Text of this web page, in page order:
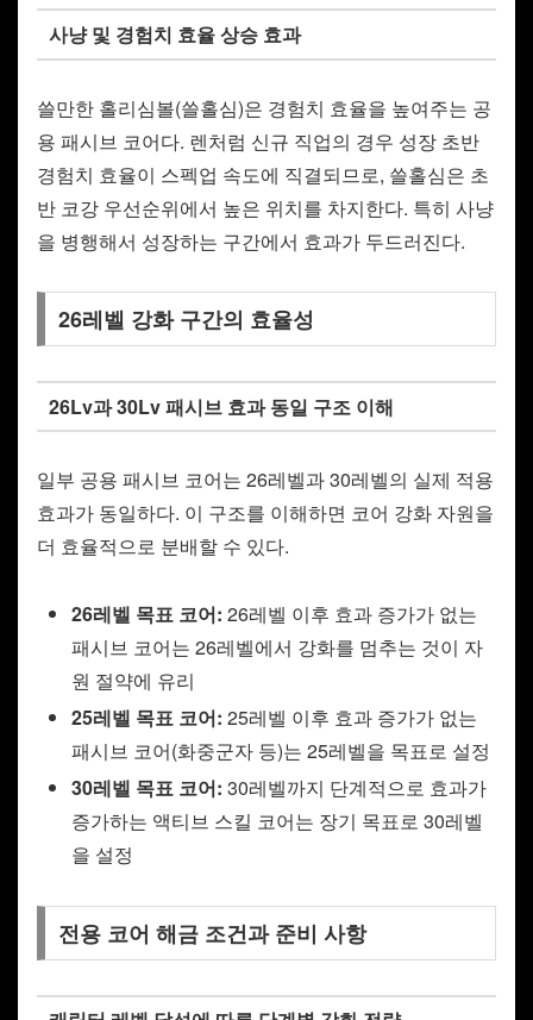
사냥 및 경험치 효율 상승 효과
쓸만한 홀리심볼(쓸홀심)은 경험치 효율을 높여주는 공
용 패시브 코어다. 렌처럼 신규 직업의 경우 성장 초반
경험치 효율이 스펙업 속도에 직결되므로, 쓸홀심은 초
반 코강 우선순위에서 높은 위치를 차지한다. 특히 사냥
을 병행해서 성장하는 구간에서 효과가 두드러진다.
26레벨 강화 구간의 효율성
26Lv과 30Lv 패시브 효과 동일 구조 이해
일부 공용 패시브 코어는 26레벨과 30레벨의 실제 적용
효과가 동일하다. 이 구조를 이해하면 코어 강화 자원을
더 효율적으로 분배할 수 있다.
26레벨 목표 코어: 26레벨 이후 효과 증가가 없는
패시브 코어는 26레벨에서 강화를 멈추는 것이 자
원 절약에 유리
25레벨 목표 코어: 25레벨 이후 효과 증가가 없는
패시브 코어(화중군자 등)는 25레벨을 목표로 설정
30레벨 목표 코어: 30레벨까지 단계적으로 효과가
증가하는 액티브 스킬 코어는 장기 목표로 30레벨
을 설정
전용 코어 해금 조건과 준비 사항